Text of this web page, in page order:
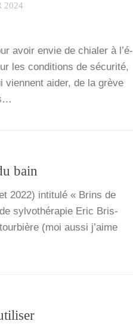
2024
avoir envie de chia­ler à l’é­
les condi­tions de sécu­ri­té,
viennent aider, de la grève
bain
2022) inti­tu­lé « Brins de
syl­vo­thé­ra­pie Eric Bris­
(moi aus­si j’aime